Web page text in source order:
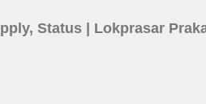
Apply, Status | Lokprasar